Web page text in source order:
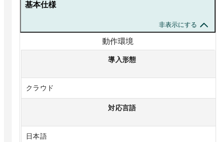
基本仕様
非表示にする
動作環境
導入形態
クラウド
対応言語
日本語